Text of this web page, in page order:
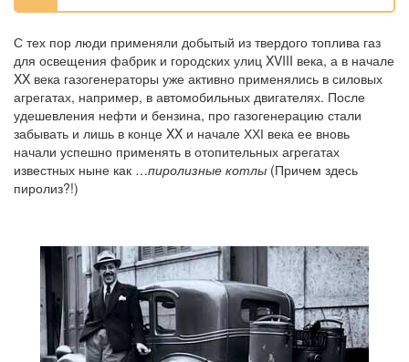
С тех пор люди применяли добытый из твердого топлива газ
для освещения фабрик и городских улиц XVIII века, а в начале
XX века газогенераторы уже активно применялись в силовых
агрегатах, например, в автомобильных двигателях. После
удешевления нефти и бензина, про газогенерацию стали
забывать и лишь в конце XX и начале ХХІ века ее вновь
начали успешно применять в отопительных агрегатах
известных ныне как …пиролизные котлы (Причем здесь
пиролиз?!)